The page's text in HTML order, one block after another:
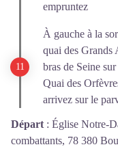
empruntez
À gauche à la
quai des Grands
bras de Seine
Quai des
arrivez sur le
Départ : Église Notre-
combattants, 78 380